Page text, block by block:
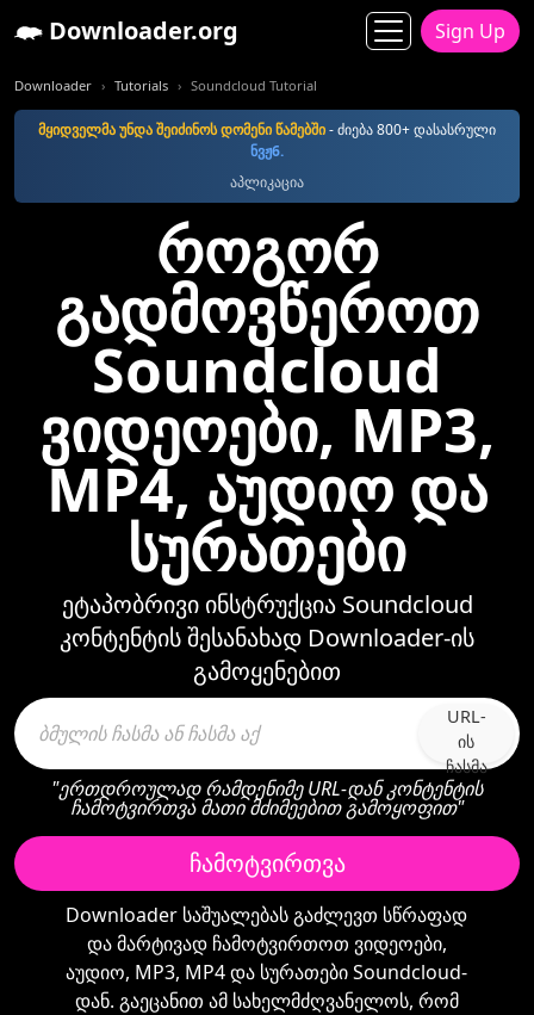
Downloader.org Sign Up
Downloader Tutorials Soundcloud Tutorial
მყიდველმა უნდა შეიძინოს დომენი წამებში- ძიება 800+ დასასრული
ნვჟ6.
აპლიკაცია
როგორ
გადმოვწეროთ
Soundcloud
ვიდეოები, MP3,
MP4, აუდიო და
სურათები
ეტაპობრივი ინსტრუქცია Soundcloud
კონტენტის შესანახად Downloader-ის
გამოყენებით
URL-
ის
ჩასმა
"ერთდროულად რამდენიმე URL-დან კონტენტის
ჩამოტვირთვა მათი მძიმეებით გამოყოფით"
ჩამოტვირთვა
Downloader საშუალებას გაძლევთ სწრაფად
და მარტივად ჩამოტვირთოთ ვიდეოები,
აუდიო, MP3, MP4 და სურათები Soundcloud-
დან. გაეცანით ამ სახელმძღვანელოს, რომ